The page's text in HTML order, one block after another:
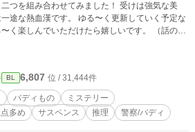
二つを組み合わせてみました！ 受けは強気な美
一途な熱血漢です。 ゆる〜く更新していく予定な
く楽しんでいただけたら嬉しいです。 （話の内
6/6 一応完結？ BLシーンのエピ
。そのような描写が入るシーンには※マークを
ただきますので、苦手な方はご注意ください。
には※※マークをつけさせていただく予定で
トは生成AIで制作しています。
BL 6,807 位 / 31,444件
バディもの
ミステリー
多め サスペンス 推理 警察/バディ